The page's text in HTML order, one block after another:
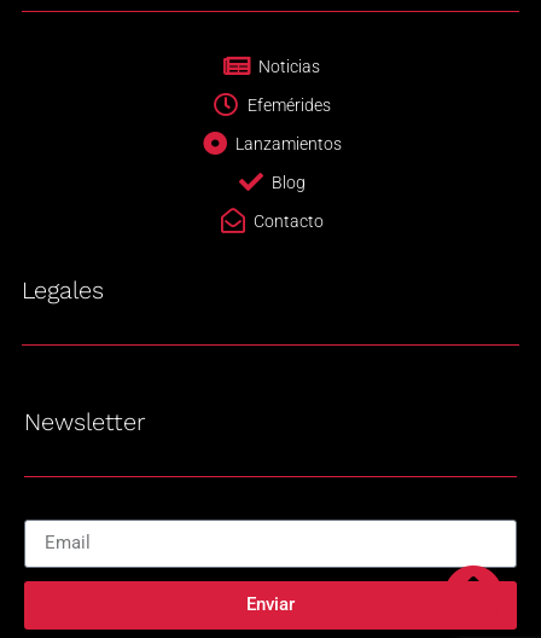
Noticias
Efemérides
Lanzamientos
Blog
Contacto
Legales
Newsletter
Enviar